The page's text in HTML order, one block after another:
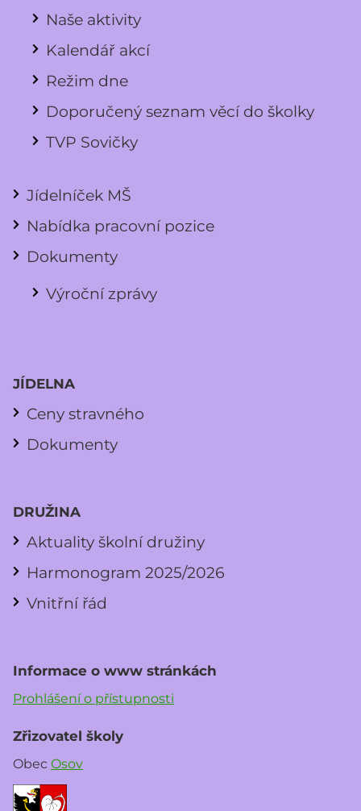
Naše aktivity
Kalendář akcí
Režim dne
Doporučený seznam věcí do školky
TVP Sovičky
Jídelníček MŠ
Nabídka pracovní pozice
Dokumenty
Výroční zprávy
JÍDELNA
Ceny stravného
Dokumenty
DRUŽINA
Aktuality školní družiny
Harmonogram 2025/2026
Vnitřní řád
Informace o www stránkách
Prohlášení o přístupnosti
Zřizovatel školy
Obec Osov